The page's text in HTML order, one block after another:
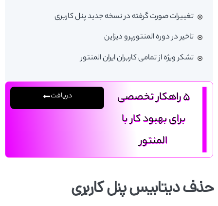
تغییرات صورت گرفته در نسخه جدید پنل کاربری
تاخیر در دوره المنتورپرو دیزاین
تشکر ویژه از تمامی کاربران ایران المنتور
5 راهکار تخصصی
برای بهبود کار با
المنتور
دریافت
حذف دیتابیس پنل کاربری